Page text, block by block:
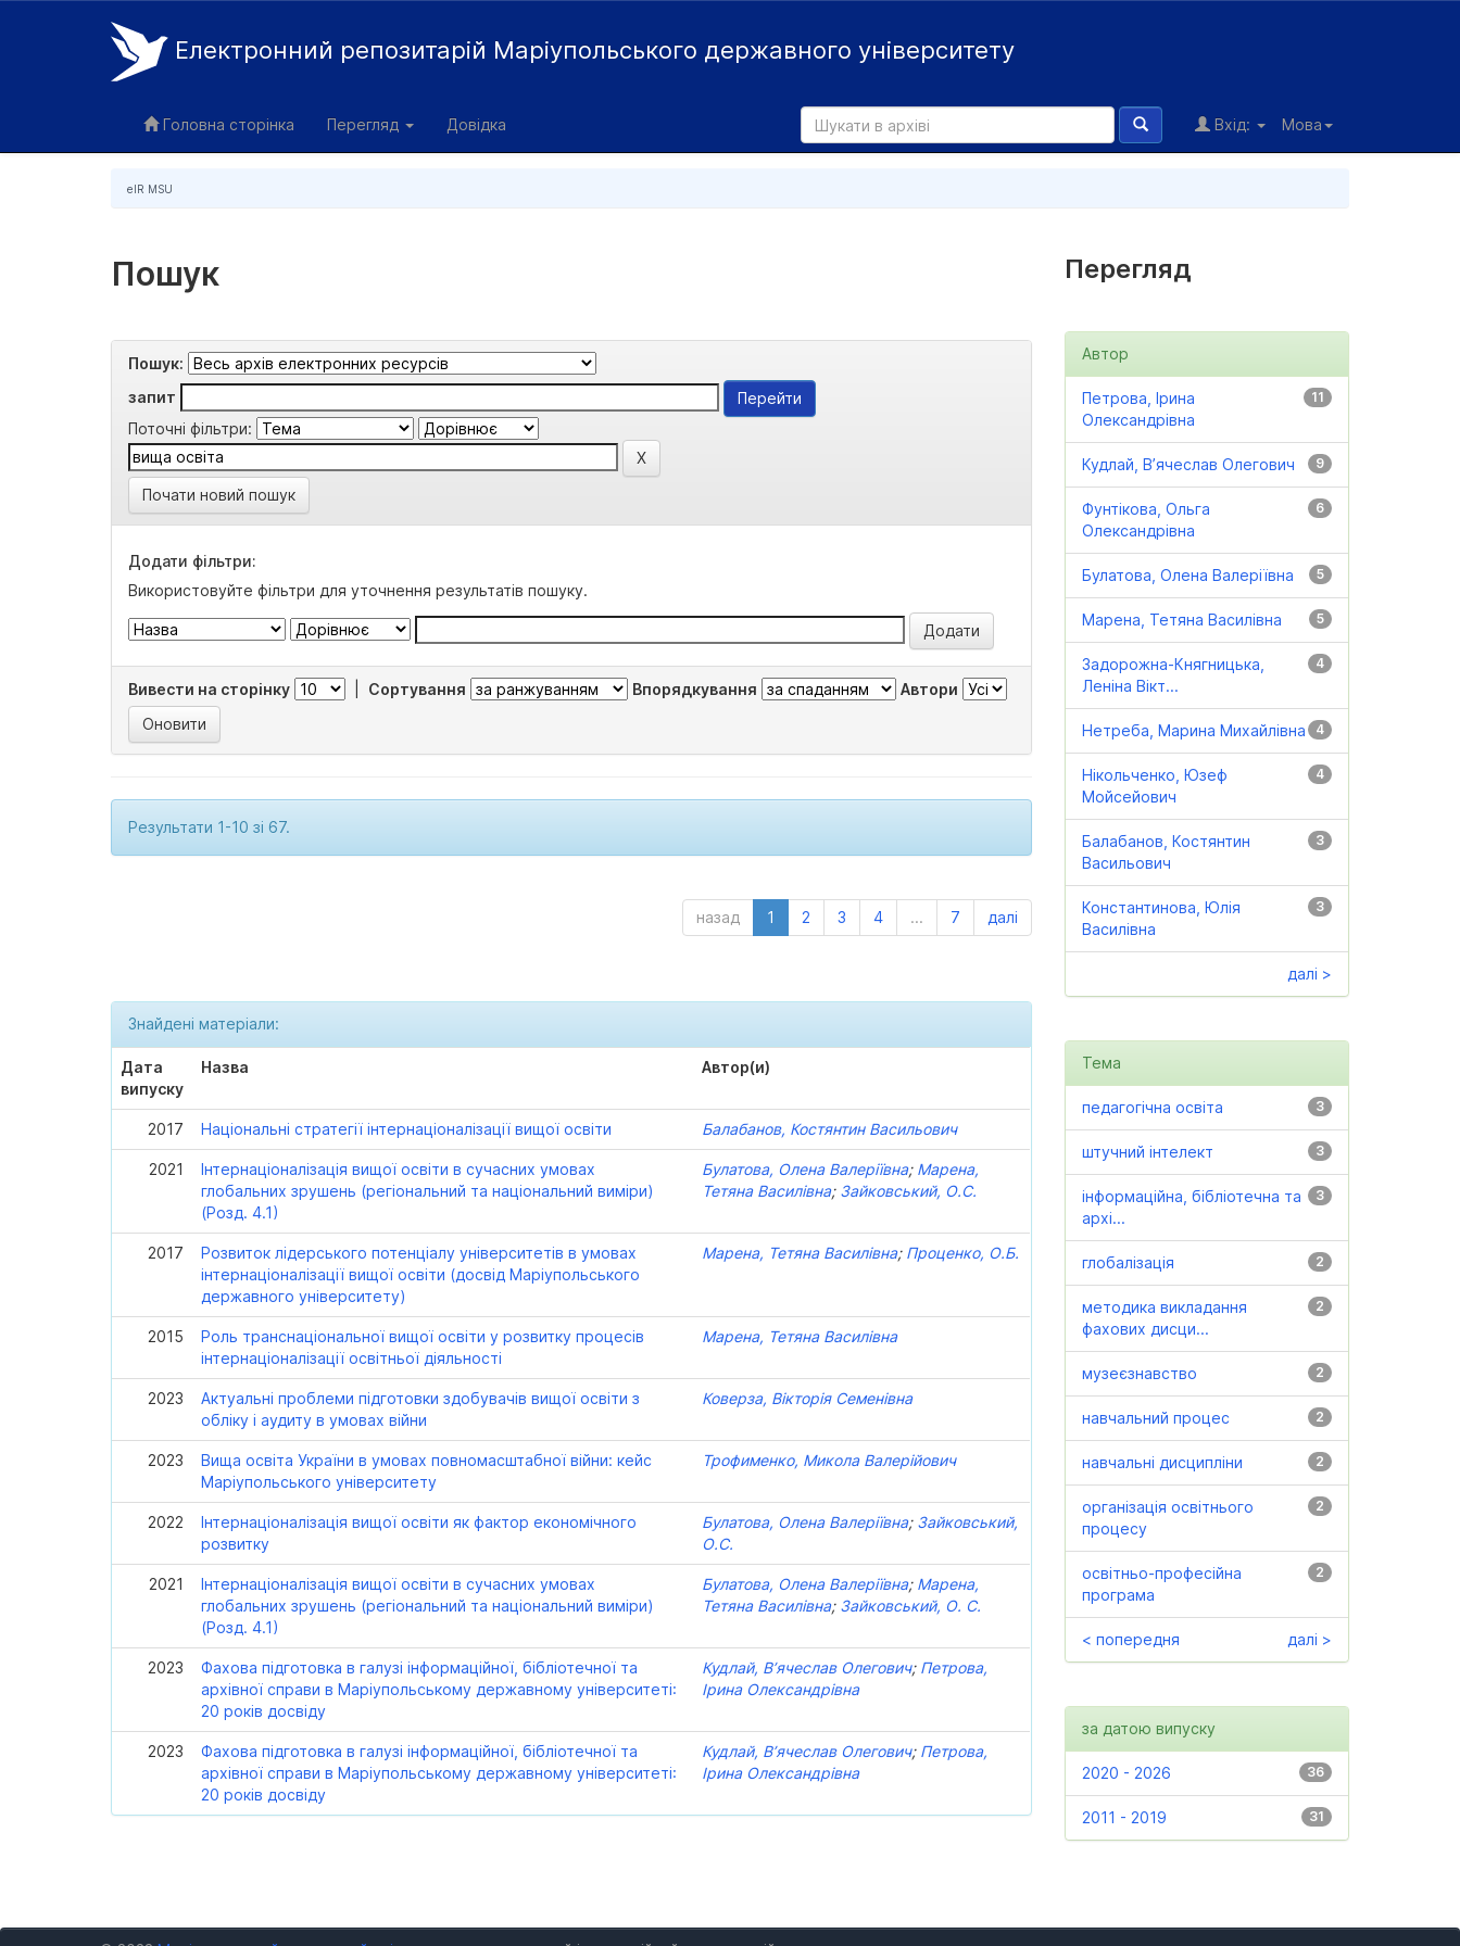
Електронний репозитарій Маріупольського державного університету
Головна сторінка Перегляд Довідка Мова
Вхід:
eIR MSU
Пошук
Пошук:
запит
Поточні фільтри:
Почати новий пошук
Додати фільтри:
Використовуйте фільтри для уточнення результатів пошуку.
Вивести на сторінку Сортування Впорядкування Автори
Результати 1-10 зі 67.
назад 1 2 3 4 ... 7 далі
Знайдені матеріали:
Дата
випуску
Назва Автор(и)
2017 Національні стратегії інтернаціоналізації вищої освіти Балабанов, Костянтин Васильович
2021
Інтернаціоналізація вищої освіти в сучасних умовах
глобальних зрушень (регіональний та національний виміри)
(Розд. 4.1)
Булатова, Олена Валеріївна; Марена,
Тетяна Василівна; Зайковський, О.С.
2017
Розвиток лідерського потенціалу університетів в умовах
інтернаціоналізації вищої освіти (досвід Маріупольського
державного університету)
Марена, Тетяна Василівна; Проценко, О.Б.
2015
Роль транснаціональної вищої освіти у розвитку процесів
інтернаціоналізації освітньої діяльності
Марена, Тетяна Василівна
2023
Актуальні проблеми підготовки здобувачів вищої освіти з
обліку і аудиту в умовах війни
Коверза, Вікторія Семенівна
2023
Вища освіта України в умовах повномасштабної війни: кейс
Маріупольського університету
Трофименко, Микола Валерійович
2022
Інтернаціоналізація вищої освіти як фактор економічного
розвитку
Булатова, Олена Валеріївна; Зайковський,
О.С.
2021
Інтернаціоналізація вищої освіти в сучасних умовах
глобальних зрушень (регіональний та національний виміри)
(Розд. 4.1)
Булатова, Олена Валеріївна; Марена,
Тетяна Василівна; Зайковський, О. С.
2023
Фахова підготовка в галузі інформаційної, бібліотечної та
архівної справи в Маріупольському державному університеті:
20 років досвіду
Кудлай, В’ячеслав Олегович; Петрова,
Ірина Олександрівна
2023
Фахова підготовка в галузі інформаційної, бібліотечної та
архівної справи в Маріупольському державному університеті:
20 років досвіду
Кудлай, В’ячеслав Олегович; Петрова,
Ірина Олександрівна
Перегляд
Автор
11
Петрова, Ірина
Олександрівна
9
Кудлай, В’ячеслав Олегович
6
Фунтікова, Ольга
Олександрівна
5
Булатова, Олена Валеріївна
5
Марена, Тетяна Василівна
4
Задорожна-Княгницька,
Леніна Вікт...
4
Нетреба, Марина Михайлівна
4
Нікольченко, Юзеф
Мойсейович
3
Балабанов, Костянтин
Васильович
3
Константинова, Юлія
Василівна
далі >
Тема
3
педагогічна освіта
3
штучний інтелект
3
інформаційна, бібліотечна та
архі...
2
глобалізація
2
методика викладання
фахових дисци...
2
музеєзнавство
2
навчальний процес
2
навчальні дисципліни
2
організація освітнього
процесу
2
освітньо-професійна
програма
< попередня далі >
за датою випуску
36
2020 - 2026
31
2011 - 2019